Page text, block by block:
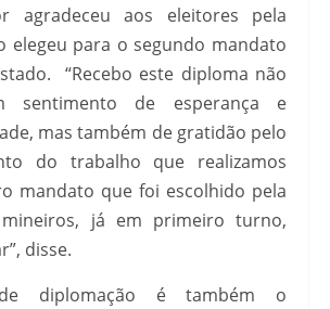
agradeceu aos eleitores pela
elegeu para o segundo mandato
“Recebo este diploma não
sentimento de esperança e
mas também de gratidão pelo
do trabalho que realizamos
mandato que foi escolhido pela
já em primeiro turno,
disse.
diplomação é também o